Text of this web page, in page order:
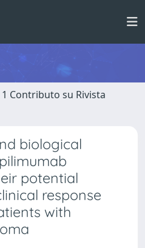
1 Contributo su Rivista
biological
potential
response
with